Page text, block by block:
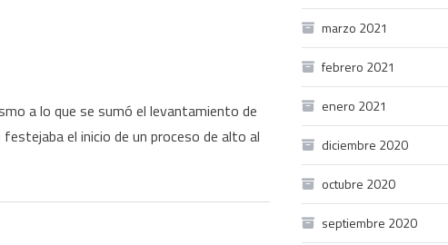
a lo que se sumó el levantamiento de
el inicio de un proceso de alto al
marzo 2021
febrero 2021
enero 2021
diciembre 2020
octubre 2020
septiembre 2020